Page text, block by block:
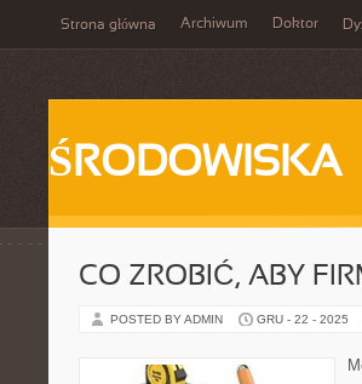
Strona główna Archiwum Doktor
ŚRODOWISKA
CO ZROBIĆ, ABY
POSTED BY ADMIN GRU - 22 - 2025